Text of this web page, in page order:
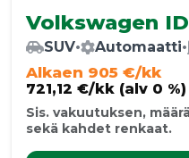
Volkswagen
SUV• Automaatti•
Alkaen 905 €/kk
721,12 €/kk (alv 0 %)
Sis. vakuutuksen,
sekä kahdet renkaat.